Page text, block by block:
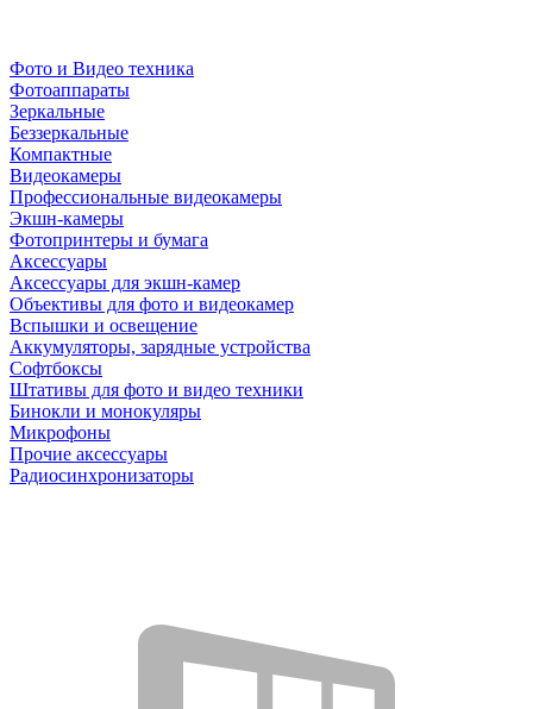
Фото и Видео техника
Фотоаппараты
Зеркальные
Беззеркальные
Компактные
Видеокамеры
Профессиональные видеокамеры
Экшн-камеры
Фотопринтеры и бумага
Аксессуары
Аксессуары для экшн-камер
Объективы для фото и видеокамер
Вспышки и освещение
Аккумуляторы, зарядные устройства
Софтбоксы
Штативы для фото и видео техники
Бинокли и монокуляры
Микрофоны
Прочие аксессуары
Радиосинхронизаторы